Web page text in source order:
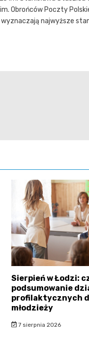
Obrońców Poczty
najwyższe
Sierpień w Łodzi:
podsumowanie
profilaktycznych
młodzieży
7 sierpnia 2026